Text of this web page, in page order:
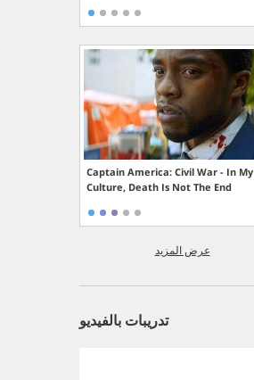
Captain America: Civil War - In My
Culture, Death Is Not The End
عرض المزيد
تدريبات بالفيديو